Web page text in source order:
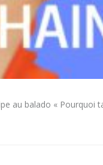
au balado « Pourquoi